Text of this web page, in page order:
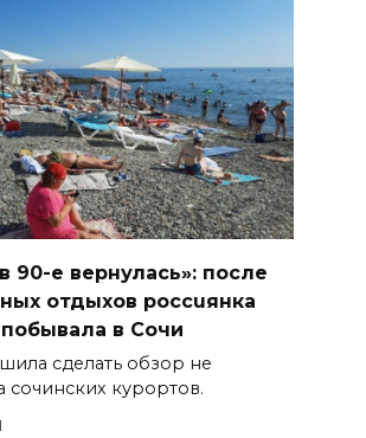
90-е вернулась»: после
отдыхов россuянка
в Сочи
сделать обзор не
сочинских курортов.